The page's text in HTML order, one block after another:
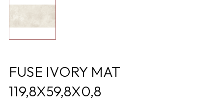
FUSE IVORY MAT
119,8X59,8X0,8